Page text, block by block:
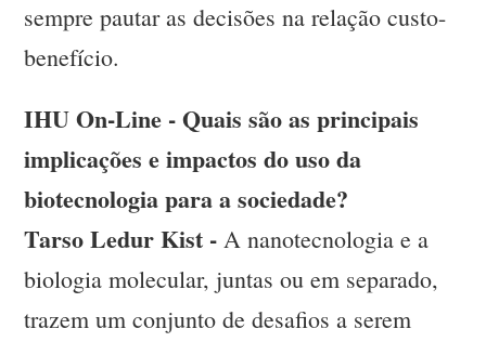
sempre pautar as decisões na relação custo-
benefício.
IHU On-Line - Quais são as principais
implicações e impactos do uso da
biotecnologia para a sociedade?
Tarso Ledur Kist - A nanotecnologia e a
biologia molecular, juntas ou em separado,
trazem um conjunto de desafios a serem